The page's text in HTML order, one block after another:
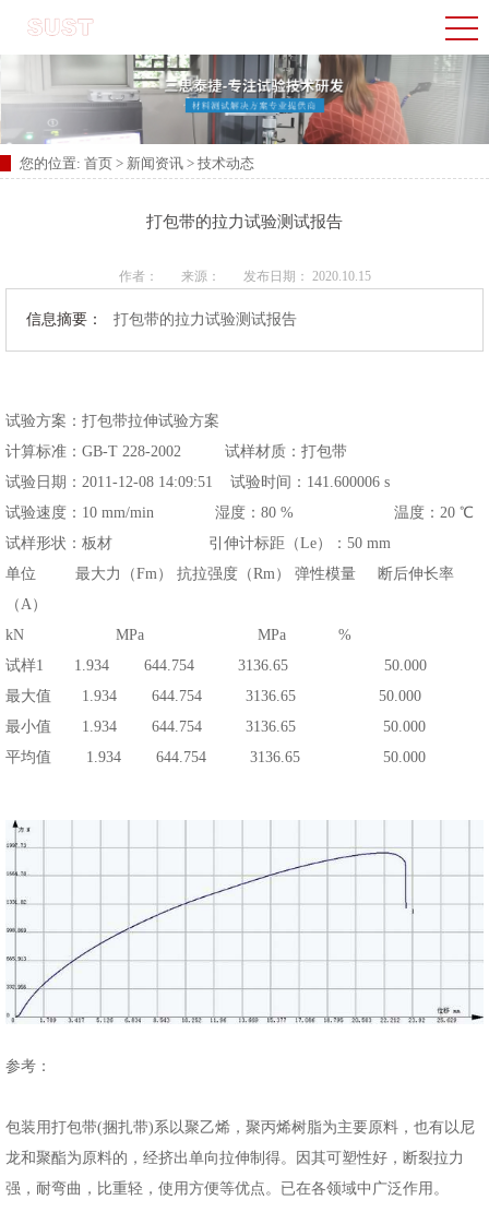
您的位置: 首页 > 新闻资讯 > 技术动态
​打包带的拉力试验测试报告
作者： 来源： 发布日期： 2020.10.15
信息摘要： ​打包带的拉力试验测试报告
试验方案：打包带拉伸试验方案
计算标准：GB-T 228-2002 试样材质：打包带
试验日期：2011-12-08 14:09:51 试验时间：141.600006 s
试验速度：10 mm/min 湿度：80 % 温度：20 ℃
试样形状：板材 引伸计标距（Le）：50 mm
单位 最大力（Fm） 抗拉强度（Rm） 弹性模量 断后伸长率
（A）
kN MPa MPa %
试样1 1.934 644.754 3136.65 50.000
最大值 1.934 644.754 3136.65 50.000
最小值 1.934 644.754 3136.65 50.000
平均值 1.934 644.754 3136.65 50.000
参考：
包装用打包带(捆扎带)系以聚乙烯，聚丙烯树脂为主要原料，也有以尼
龙和聚酯为原料的，经挤出单向拉伸制得。因其可塑性好，断裂拉力
强，耐弯曲，比重轻，使用方便等优点。已在各领域中广泛作用。